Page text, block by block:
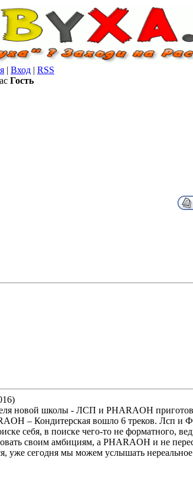
| Вход | RSS
Гость
новой школы - ЛСП и PHARAOH
– Кондитерская вошло 6 треков. Лсп и
себя, в поиске чего-то не форматного,
своим амбициям, а PHARAOH и не
сегодня мы можем услышать нереальное